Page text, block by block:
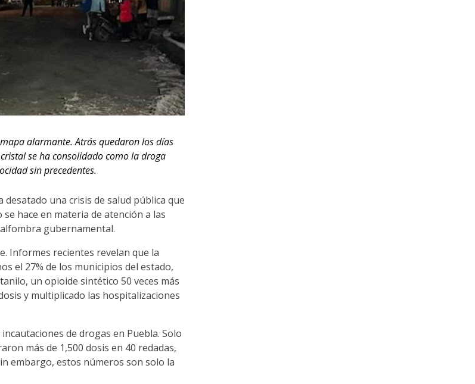
alarmante. Atrás quedaron los días
se ha consolidado como la droga
sin precedentes.
desatado una crisis de salud pública que
hace en materia de atención a las
gubernamental.
Informes recientes revelan que la
el 27% de los municipios del estado,
un opioide sintético 50 veces más
y multiplicado las hospitalizaciones
de drogas en Puebla. Solo
más de 1,500 dosis en 40 redadas,
embargo, estos números son solo la